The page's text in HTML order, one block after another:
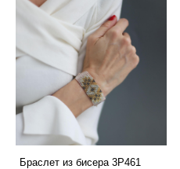
Браслет из бисера 3P461